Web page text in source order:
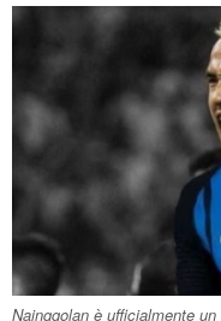
Nainggolan è ufficialmente